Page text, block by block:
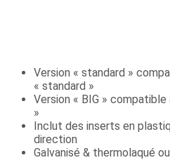
Version « standard »
« standard »
Version « BIG »
»
Inclut des inserts en
direction
Galvanisé & thermolaqué